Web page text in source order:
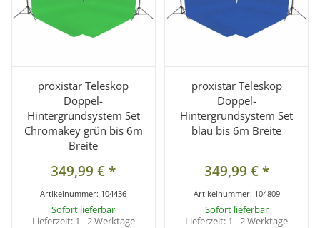
proxistar Teleskop
Doppel-
Hintergrundsystem Set
Chromakey grün bis 6m
Breite
349,99 €*
Artikelnummer: 104436
Sofort lieferbar
Lieferzeit: 1 - 2 Werktage
proxistar Teleskop
Doppel-
Hintergrundsystem Set
blau bis 6m Breite
349,99 €*
Artikelnummer: 104809
Sofort lieferbar
Lieferzeit: 1 - 2 Werktage